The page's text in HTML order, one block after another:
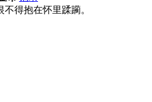
得抱在怀里蹂躏。